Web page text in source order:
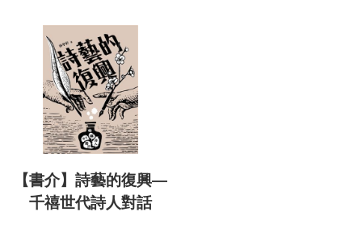
【書介】詩藝的復興—
千禧世代詩人對話